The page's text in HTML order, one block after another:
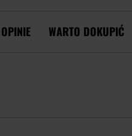
OPINIE WARTO DOKUPIĆ